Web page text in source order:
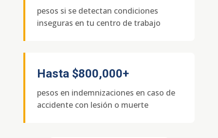
pesos si se detectan condiciones
inseguras en tu centro de trabajo
Hasta $800,000+
pesos en indemnizaciones en caso de
accidente con lesión o muerte